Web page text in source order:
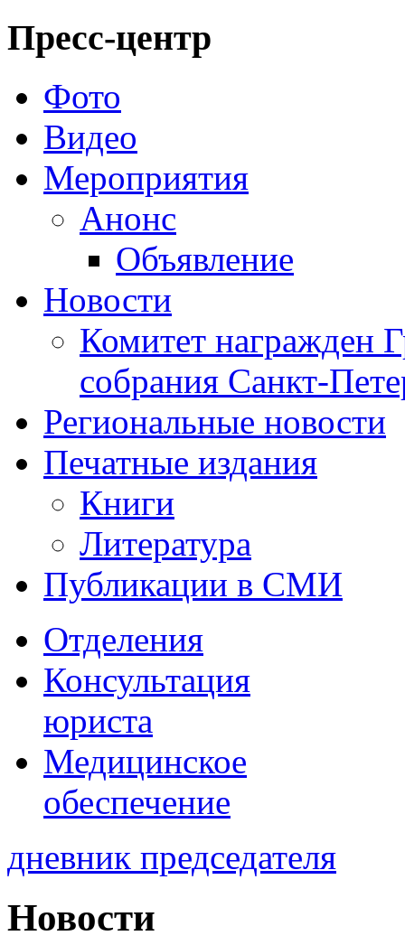
Пресс-центр
Фото
Видео
Мероприятия
Анонс
Объявление
Новости
Комитет награжден
собрания Санкт-
Региональные новости
Печатные издания
Книги
Литература
Публикации в СМИ
Отделения
Консультация
юриста
Медицинское
обеспечение
дневник председателя
Новости